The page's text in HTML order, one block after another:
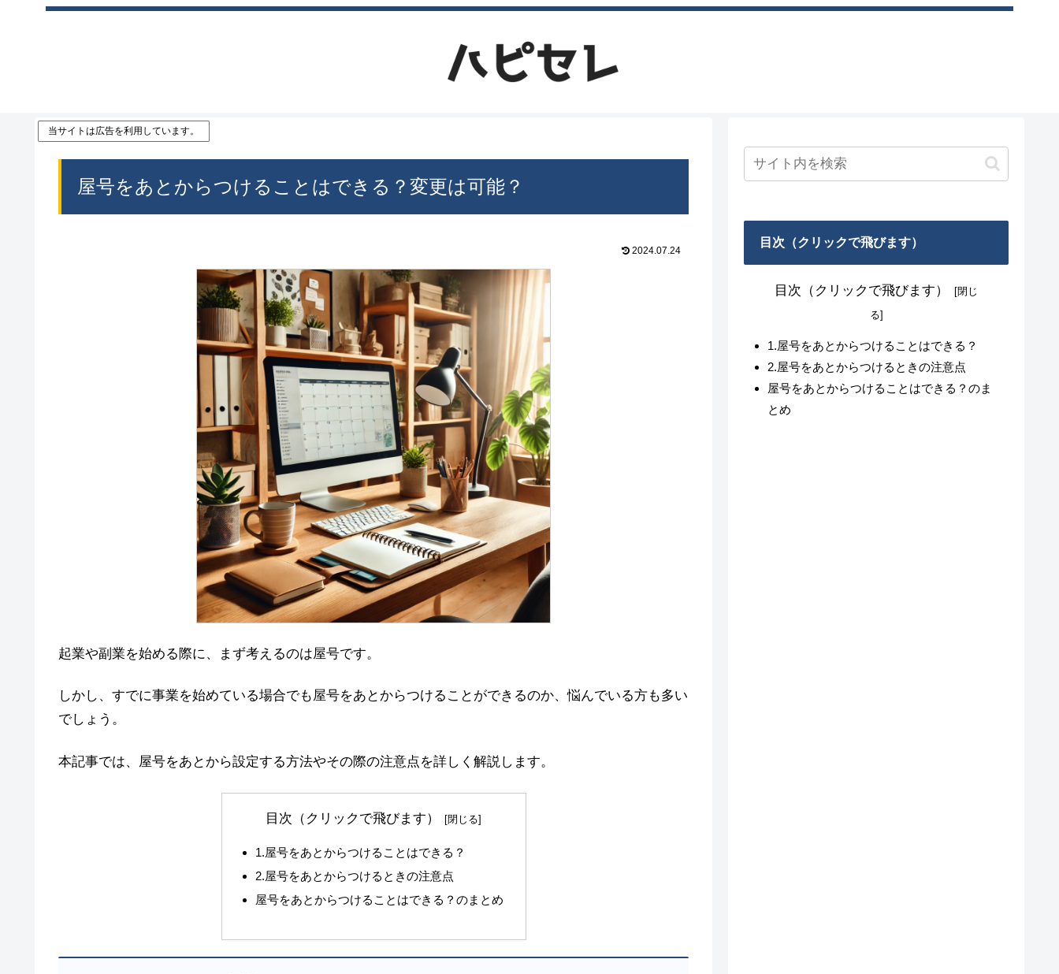
当サイトは広告を利用しています。
屋号をあとからつけることはできる？変更は可能？
2024.07.24
起業や副業を始める際に、まず考えるのは屋号です。
しかし、すでに事業を始めている場合でも屋号をあとからつけることができるのか、悩んでいる方も多い
でしょう。
本記事では、屋号をあとから設定する方法やその際の注意点を詳しく解説します。
目次（クリックで飛びます）
1.屋号をあとからつけることはできる？
2.屋号をあとからつけるときの注意点
屋号をあとからつけることはできる？のまとめ
目次（クリックで飛びます）
目次（クリックで飛びます）
1.屋号をあとからつけることはできる？
2.屋号をあとからつけるときの注意点
屋号をあとからつけることはできる？のま
とめ